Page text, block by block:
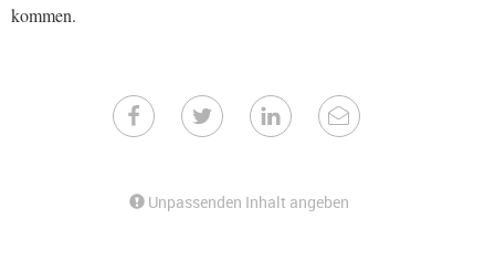
kommen.
Unpassenden Inhalt angeben